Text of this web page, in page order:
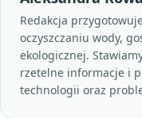
Redakcja
oczyszczaniu wody,
ekologicznej.
rzetelne informacje i
technologii oraz